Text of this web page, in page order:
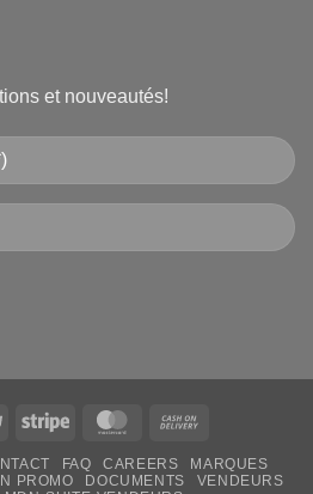
et nouveautés!
PayPal Stripe MasterCard
Delivery
FAQ CAREERS
MARQUES
PROMO DOCUMENTS
VENDEURS